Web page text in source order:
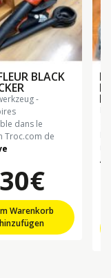
BLACK
dans le
Troc.com de
30€
Warenkorb
hinzufügen